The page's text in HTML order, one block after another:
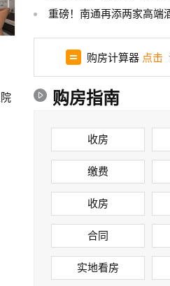
重磅！南通再添两家高端
购房计算器 点击
购房指南
收房
缴费
收房
合同
实地看房